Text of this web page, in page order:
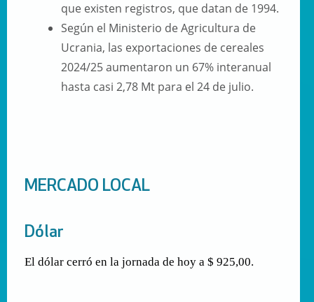
que existen registros, que datan de 1994.
Según el Ministerio de Agricultura de
Ucrania, las exportaciones de cereales
2024/25 aumentaron un 67% interanual
hasta casi 2,78 Mt para el 24 de julio.
MERCADO LOCAL
Dólar
El dólar cerró en la jornada de hoy a $ 925,00.